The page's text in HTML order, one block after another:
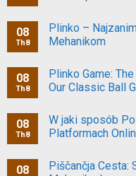
08
Th8
Plinko –
Mehanikom
08
Th8
Plinko Game:
Our Classic Ball
08
Th8
W jaki sposób
Platformach
08
Piščančja Cesta: